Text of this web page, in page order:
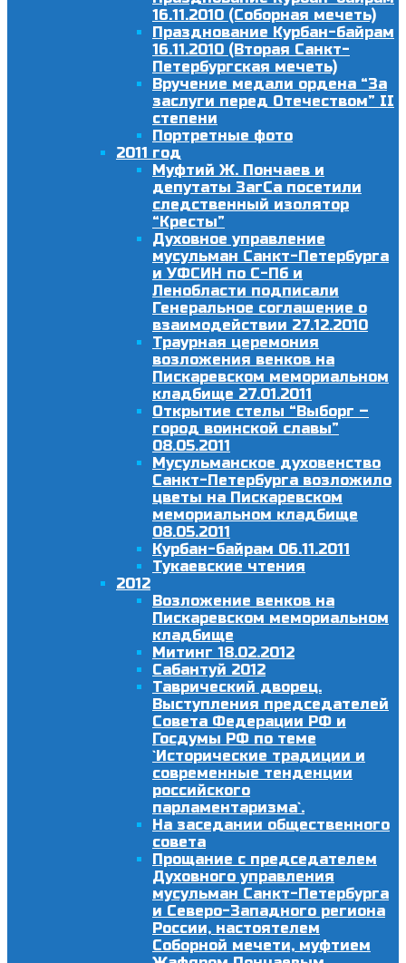
16.11.2010 (Соборная мечеть)
Празднование Курбан-байрам
16.11.2010 (Вторая Санкт-
Петербургская мечеть)
Вручение медали ордена “За
заслуги перед Отечеством” II
степени
Портретные фото
2011 год
Муфтий Ж. Пончаев и
депутаты ЗагСа посетили
следственный изолятор
“Кресты”
Духовное управление
мусульман Санкт-Петербурга
и УФСИН по С-Пб и
Ленобласти подписали
Генеральное соглашение о
взаимодействии 27.12.2010
Траурная церемония
возложения венков на
Пискаревском мемориальном
кладбище 27.01.2011
Открытие стелы “Выборг –
город воинской славы”
08.05.2011
Мусульманское духовенство
Санкт-Петербурга возложило
цветы на Пискаревском
мемориальном кладбище
08.05.2011
Курбан-байрам 06.11.2011
Тукаевские чтения
2012
Возложение венков на
Пискаревском мемориальном
кладбище
Митинг 18.02.2012
Сабантуй 2012
Таврический дворец.
Выступления председателей
Совета Федерации РФ и
Госдумы РФ по теме
`Исторические традиции и
современные тенденции
российского
парламентаризма`.
На заседании общественного
совета
Прощание с председателем
Духовного управления
мусульман Санкт-Петербурга
и Северо-Западного региона
России, настоятелем
Соборной мечети, муфтием